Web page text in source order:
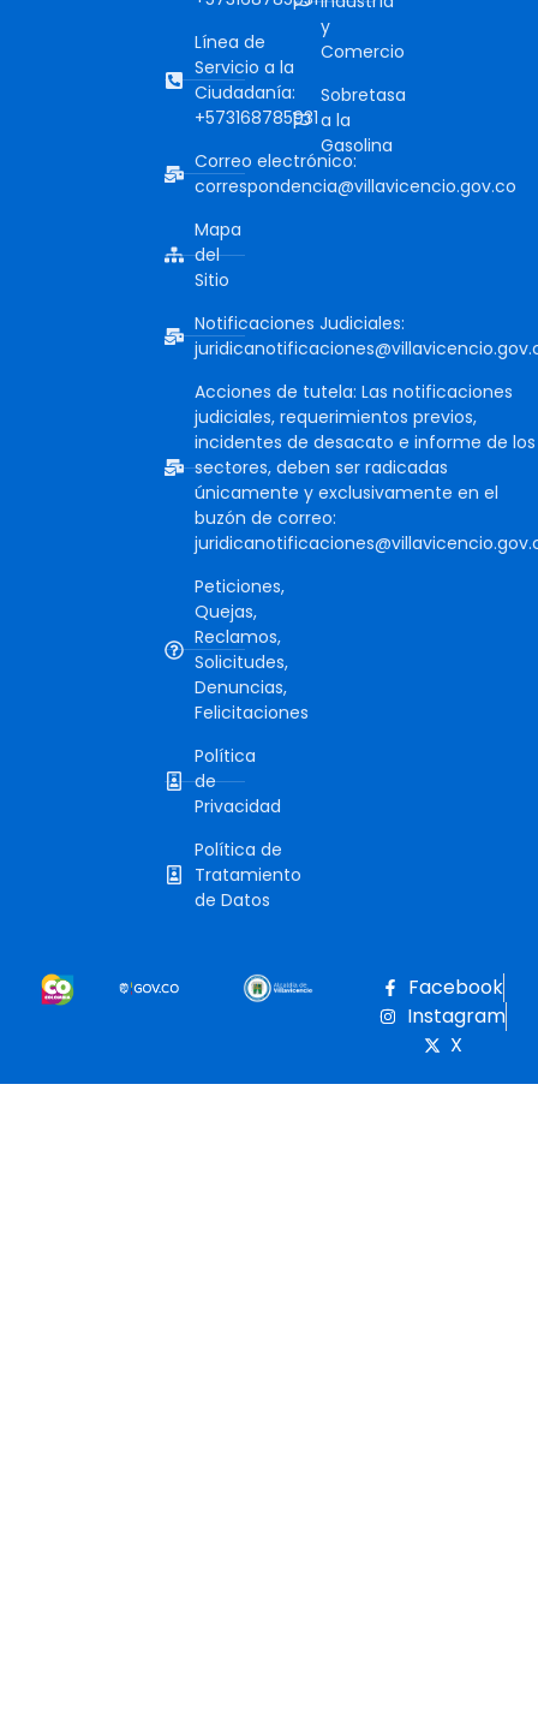
Línea de
Servicio a la
Ciudadanía:
+573168785931
Correo electrónico:
correspondencia@villavicencio.gov.co
Mapa
del
Sitio
Notificaciones Judiciales:
Acciones de tutela: Las notificaciones
judiciales, requerimientos previos,
incidentes de desacato e informe de los
sectores, deben ser radicadas
únicamente y exclusivamente en el
buzón de correo:
Peticiones,
Quejas,
Reclamos,
Solicitudes,
Denuncias,
Felicitaciones
Política
de
Privacidad
Política de
Tratamiento
de Datos
y
Comercio
Sobretasa
a la
Gasolina
Facebook
Instagram
X